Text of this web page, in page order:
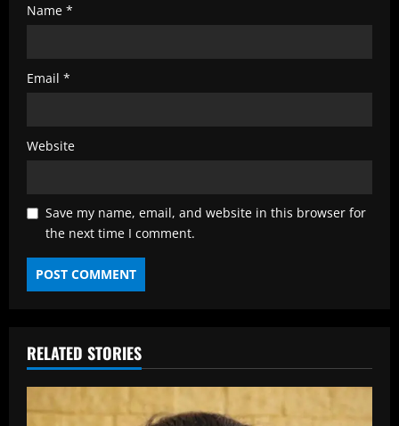
Name *
Email *
Website
Save my name, email, and website in this browser for
the next time I comment.
RELATED STORIES